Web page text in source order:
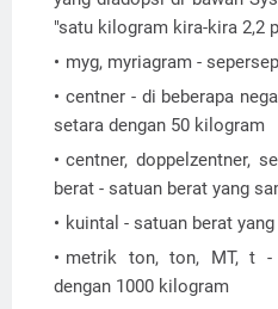
"satu kilogram kira-kira 2,2
myg, myriagram -
centner - di beberapa
setara dengan 50 kilogram
centner, doppelzentner,
berat - satuan berat yang
kuintal - satuan berat
metrik ton, ton, MT, t -
dengan 1000 kilogram